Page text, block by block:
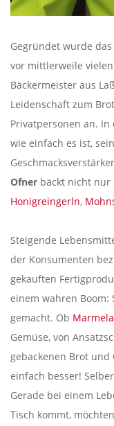
Gegründet wurde
vor mittlerweile
Bäckermeister aus
Leidenschaft zum
Privatpersonen an.
wie einfach es ist,
Ofner bäckt nicht nur
Honigreingerln,
Steigende
der Konsumenten
gekauften
einem wahren
gemacht. Ob
Gemüse, von
gebackenen Brot und
einfach besser!
Gerade bei einem
Tisch kommt,